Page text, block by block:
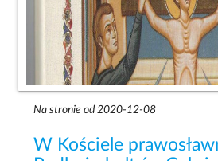
Na stronie od 2020-12-08
W Kościele